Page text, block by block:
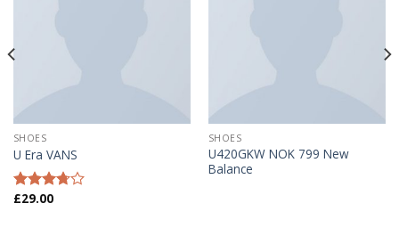
SHOES
U Era VANS
Được
£29.00
SHOES
U420GKW NOK 799 New
Balance